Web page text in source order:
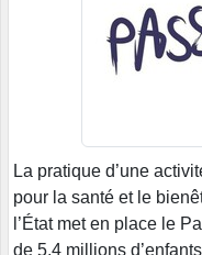
La pratique d’une
pour la santé et le
l’État met en place le
de 5,4 millions